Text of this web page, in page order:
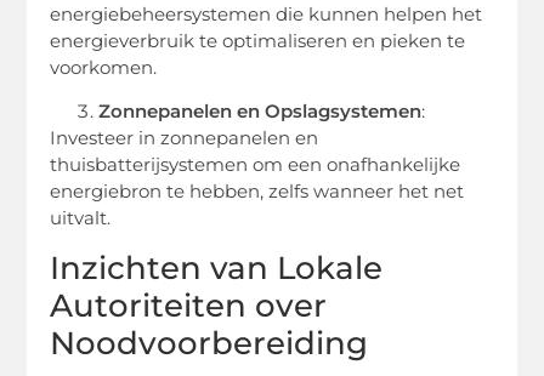
energiebeheersystemen die kunnen helpen het
energieverbruik te optimaliseren en pieken te
voorkomen.
Zonnepanelen en Opslagsystemen:
Investeer in zonnepanelen en
thuisbatterijsystemen om een onafhankelijke
energiebron te hebben, zelfs wanneer het net
uitvalt.
Inzichten van Lokale
Autoriteiten over
Noodvoorbereiding